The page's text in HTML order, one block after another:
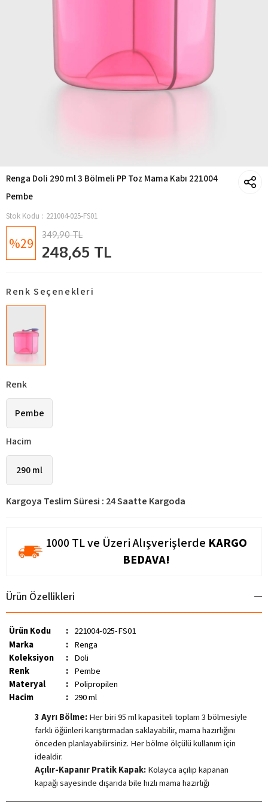
Renga Doli 290 ml 3 Bölmeli PP Toz Mama Kabı 221004
Pembe
Stok Kodu 221004-025-FS01
29 349,90 TL
248,65 TL
Renk Seçenekleri
Renk
Pembe
Hacim
290 ml
Kargoya Teslim Süresi : 24 Saatte Kargoda
1000 TL ve Üzeri Alışverişlerde KARGO
BEDAVA!
Ürün Özellikleri
Ürün Kodu : 221004-025-FS01
Marka
: Renga
Koleksiyon
: Doli
Renk
: Pembe
Materyal
: Polipropilen
Hacim
: 290 ml
3 Ayrı Bölme:Her biri 95 ml kapasiteli toplam 3 bölmesiyle
farklı öğünleri karıştırmadan saklayabilir, mama hazırlığını
önceden planlayabilirsiniz. Her bölme ölçülü kullanım için
idealdir.
Açılır-Kapanır Pratik Kapak:Kolayca açılıp kapanan
kapağı sayesinde dışarıda bile hızlı mama hazırlığı